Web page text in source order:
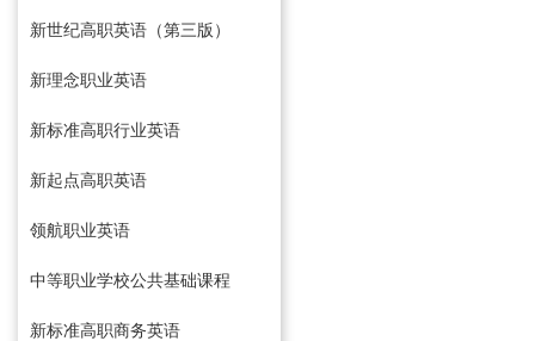
新世纪高职英语（第三版）
新理念职业英语
新标准高职行业英语
新起点高职英语
领航职业英语
中等职业学校公共基础课程
新标准高职商务英语